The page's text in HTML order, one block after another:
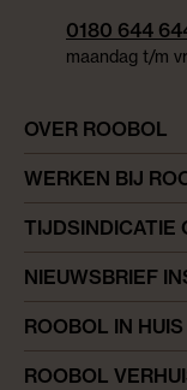
OVER ROOBOL
WERKEN BIJ
TIJDSINDICATIE
NIEUWSBRIEF
ROOBOL IN HUIS
ROOBOL
0180 644
maandag t/m